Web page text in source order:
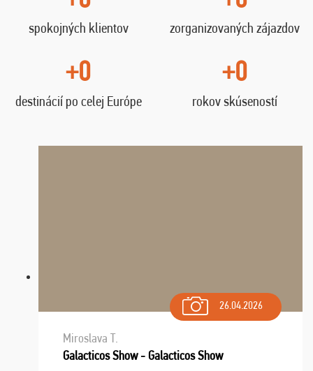
spokojných klientov zorganizovaných zájazdov
+0
destinácií po celej Európe
+0
rokov skúseností
26.04.2026
Miroslava T.
Galacticos Show - Galacticos Show